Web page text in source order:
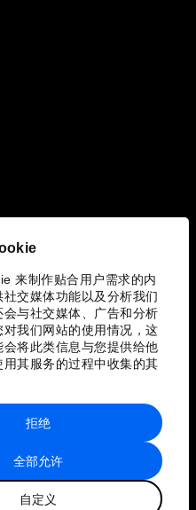
来制作贴合用户需求的内
交媒体功能以及分析我们
会与社交媒体、广告和分析
我们网站的使用情况，这
将此类信息与您提供给他
其服务的过程中收集的其
全部允许
自定义
拒绝
图
经济论坛